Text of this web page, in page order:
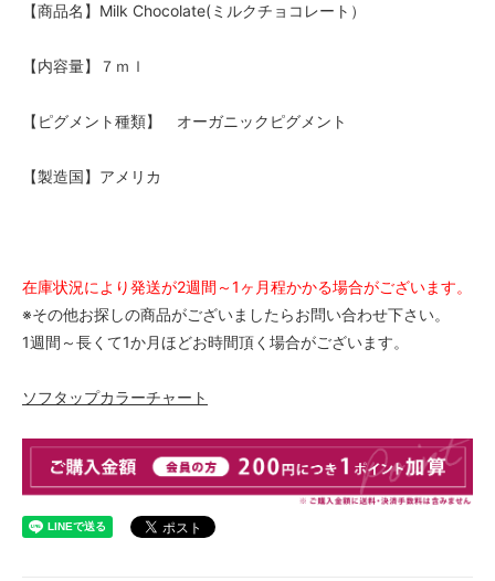
【商品名】Milk Chocolate(ミルクチョコレート）
【内容量】７ｍｌ
【ピグメント種類】 オーガニックピグメント
【製造国】アメリカ
在庫状況により発送が2週間～1ヶ月程かかる場合がございます。
※その他お探しの商品がございましたらお問い合わせ下さい。
1週間～長くて1か月ほどお時間頂く場合がございます。
ソフタップカラーチャート